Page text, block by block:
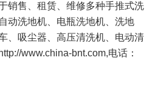
销售、租赁、维修多种手推式洗
动洗地机、电瓶洗地机、洗地
、吸尘器、高压清洗机、电动清
www.china-bnt.com,电话：